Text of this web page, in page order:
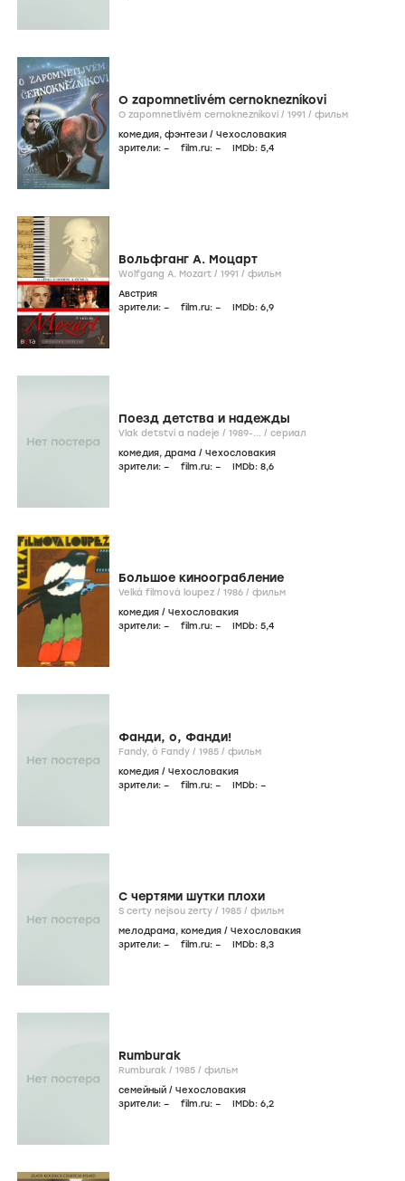
O zapomnetlivém cernoknezníkovi
O zapomnetlivém cernoknezníkovi / 1991 / фильм
комедия, фэнтези / Чехословакия
зрители: – film.ru: – IMDb: 5,4
Вольфганг А. Моцарт
Wolfgang A. Mozart / 1991 / фильм
Австрия
зрители: – film.ru: – IMDb: 6,9
Поезд детства и надежды
Vlak detství a nadeje / 1989-... / сериал
комедия, драма / Чехословакия
зрители: – film.ru: – IMDb: 8,6
Большое киноограбление
Velká filmová loupez / 1986 / фильм
комедия / Чехословакия
зрители: – film.ru: – IMDb: 5,4
Фанди, о, Фанди!
Fandy, ó Fandy / 1985 / фильм
комедия / Чехословакия
зрители: – film.ru: – IMDb: –
С чертями шутки плохи
S certy nejsou zerty / 1985 / фильм
мелодрама, комедия / Чехословакия
зрители: – film.ru: – IMDb: 8,3
Rumburak
Rumburak / 1985 / фильм
семейный / Чехословакия
зрители: – film.ru: – IMDb: 6,2